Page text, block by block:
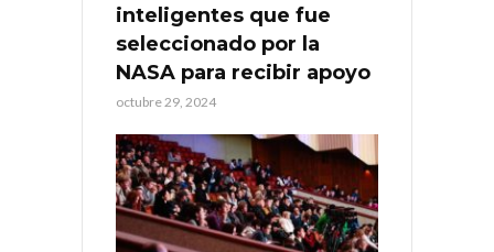
inteligentes que fue
seleccionado por la
NASA para recibir apoyo
octubre 29, 2024